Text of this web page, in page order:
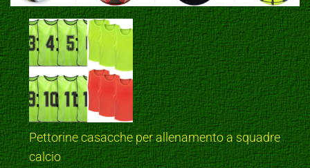
Pettorine casacche per allenamento a squadre
calcio